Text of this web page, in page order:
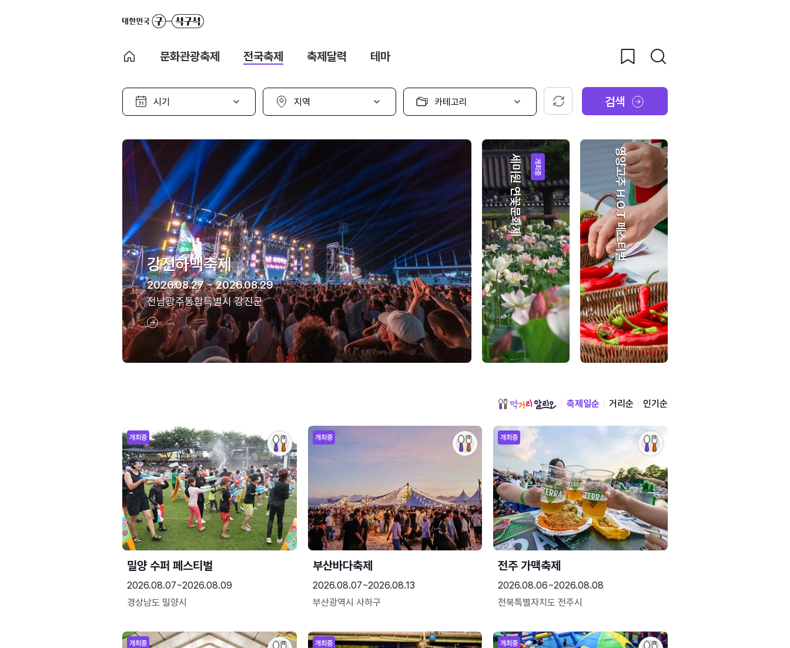
문화관광축제 전국축제 축제달력 테마
시
선
지
선
카
고
선
택
초기화 검색
강진하맥축제
2026.08.27 ~ 2026.08.29
전남광주통합특별시 강진군
개최중
세미원 연꽃문화제 영양고추 H.O.T 페스티벌
축제일순 거리순 인기순
개최중
밀양 수퍼 페스티벌
2026.08.07~2026.08.09
경상남도 밀양시
개최중
부산바다축제
2026.08.07~2026.08.13
부산광역시 사하구
개최중
전주 가맥축제
2026.08.06~2026.08.08
전북특별자치도 전주시
개최중 개최중 개최중